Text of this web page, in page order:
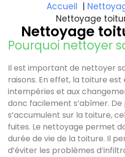
Accueil
Nettoyage
Nettoyage
Pourquoi nettoyer
Il est important de nettoyer
raisons. En effet, la toiture est
intempéries et aux
donc facilement s’abîmer. De
s’accumulent sur la toiture,
fuites. Le nettoyage permet
durée de vie de la toiture. Il
d’éviter les problèmes